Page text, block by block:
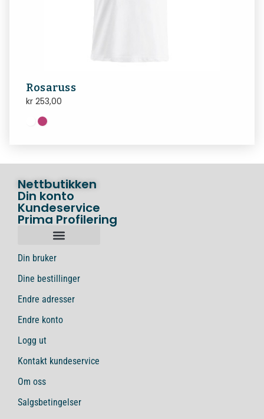
Rosaruss
kr 253,00
Nettbutikken
Din konto
Kundeservice
Prima Profilering
Din bruker
Dine bestillinger
Endre adresser
Endre konto
Logg ut
Kontakt kundeservice
Om oss
Salgsbetingelser